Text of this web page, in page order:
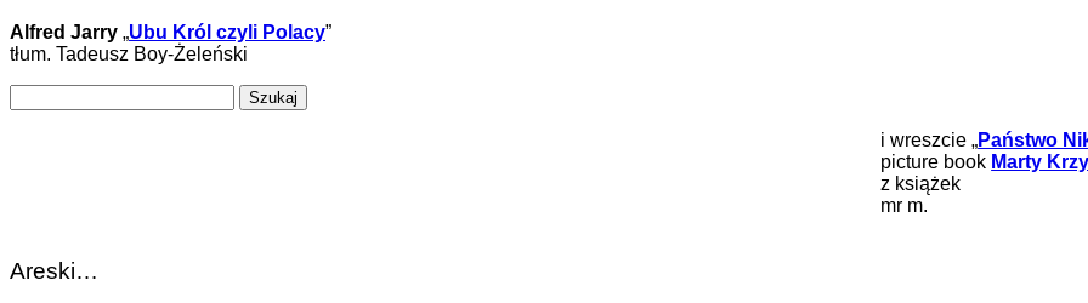
Alfred Jarry „Ubu Król czyli Polacy”
tłum. Tadeusz Boy-Żeleński
i wreszcie „Państwo
picture book Marty
z książek
mr m.
Areski…